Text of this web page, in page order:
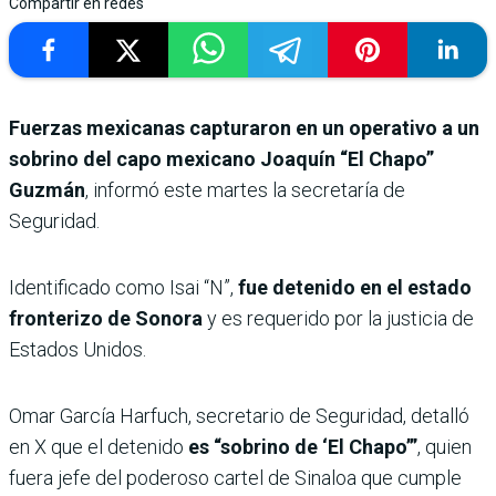
Compartir en redes
Fuerzas mexicanas capturaron en un operativo a un
sobrino del capo mexicano Joaquín “El Chapo”
Guzmán, informó este martes la secretaría de
Seguridad.
Identificado como Isai “N”, fue detenido en el estado
fronterizo de Sonoray es requerido por la justicia de
Estados Unidos.
Omar García Harfuch, secretario de Seguridad, detalló
en X que el detenido es “sobrino de ‘El Chapo’”, quien
fuera jefe del poderoso cartel de Sinaloa que cumple